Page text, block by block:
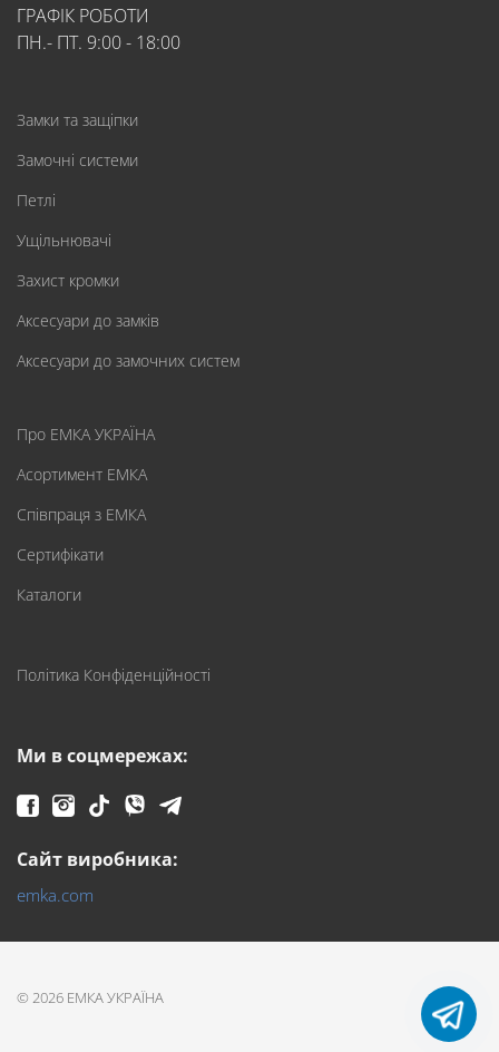
ГРАФІК РОБОТИ
ПН.- ПТ. 9:00 - 18:00
Замки та защіпки
Замочні системи
Петлі
Ущільнювачі
Захист кромки
Аксесуари до замків
Аксесуари до замочних систем
Про ЕМКА УКРАЇНА
Асортимент ЕМКА
Співпраця з ЕМКА
Сертифікати
Каталоги
Політика Конфіденційності
Ми в соцмережах:
Сайт виробника:
emka.com
© 2026 ЕМКА УКРАЇНА